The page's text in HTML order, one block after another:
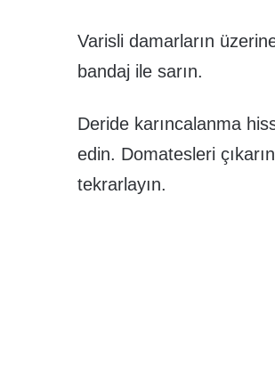
Varisli damarların
bandaj ile sarın.
Deride karıncalanma
edin. Domatesleri
tekrarlayın.